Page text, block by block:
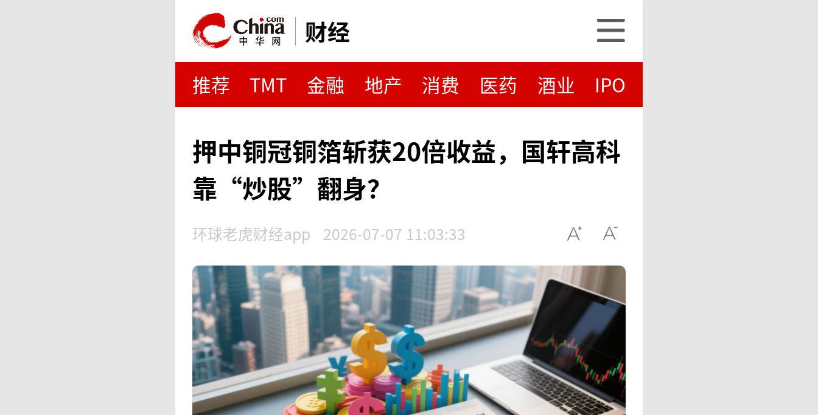
财经
推荐 TMT 金融 地产 消费 医药 酒业 IPO
押中铜冠铜箔斩获20倍收益，国轩高科
靠“炒股”翻身？
环球老虎财经app 2026-07-07 11:03:33